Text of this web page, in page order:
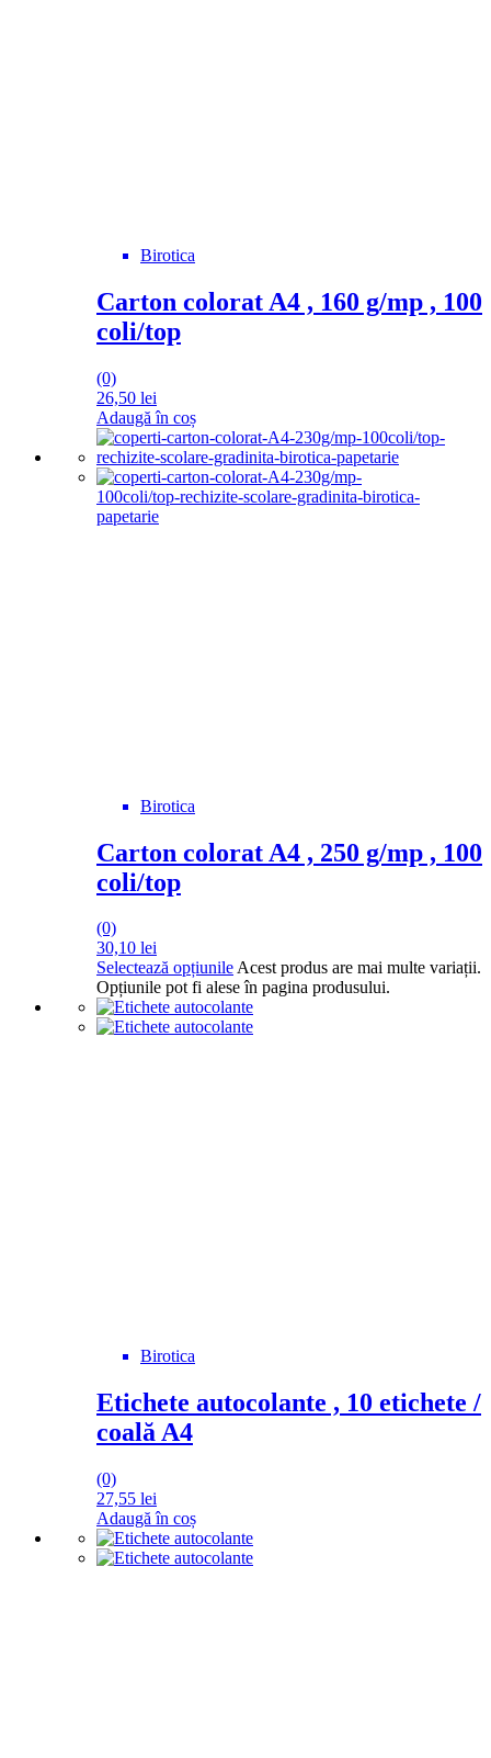
Birotica
Carton colorat A4 , 160 g/mp , 100
coli/top
(0)
26,50 lei
Adaugă în coș
Birotica
Carton colorat A4 , 250 g/mp , 100
coli/top
(0)
30,10 lei
Selectează opțiunileAcest produs are mai multe variații.
Opțiunile pot fi alese în pagina produsului.
Birotica
Etichete autocolante , 10 etichete /
coală A4
(0)
27,55 lei
Adaugă în coș